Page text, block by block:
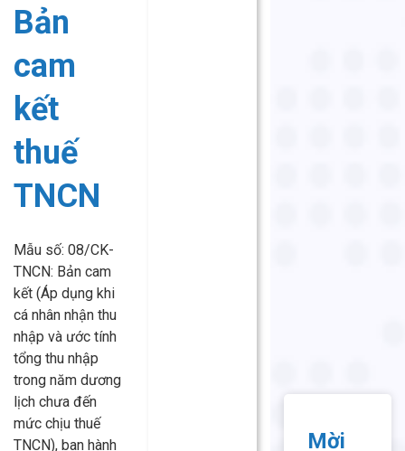
Bản
cam
kết
thuế
TNCN
Mẫu số: 08/CK-
TNCN: Bản cam
kết (Áp dụng khi
cá nhân nhận thu
nhập và ước tính
tổng thu nhập
trong năm dương
lịch chưa đến
mức chịu thuế
TNCN), ban hành
Mời